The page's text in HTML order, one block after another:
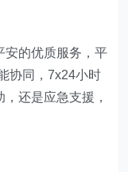
安的优质服务，平
协同，7x24小时
还是应急支援，